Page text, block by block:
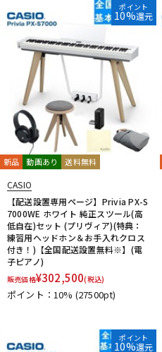
ポイント
10%還元
新品 動画あり 送料無料
CASIO
【配送設置専用ページ】Privia PX-S
7000WE ホワイト 純正スツール(高
低自在)セット (プリヴィア)(特典：
練習用ヘッドホン＆お手入れクロス
付き！)【全国配送設置無料※】(電
子ピアノ)
販売価格¥302,500(税込)
ポイント：10% (27500pt)
ポイント
10%還元